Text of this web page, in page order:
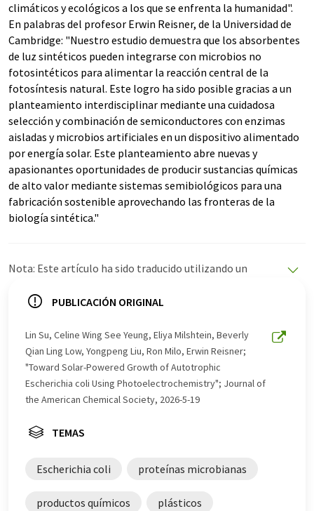
climáticos y ecológicos a los que se enfrenta la humanidad".
En palabras del profesor Erwin Reisner, de la Universidad de
Cambridge: "Nuestro estudio demuestra que los absorbentes
de luz sintéticos pueden integrarse con microbios no
fotosintéticos para alimentar la reacción central de la
fotosíntesis natural. Este logro ha sido posible gracias a un
planteamiento interdisciplinar mediante una cuidadosa
selección y combinación de semiconductores con enzimas
aisladas y microbios artificiales en un dispositivo alimentado
por energía solar. Este planteamiento abre nuevas y
apasionantes oportunidades de producir sustancias químicas
de alto valor mediante sistemas semibiológicos para una
fabricación sostenible aprovechando las fronteras de la
biología sintética."
Nota: Este artículo ha sido traducido utilizando un
ofrece estas traducciones automáticas para presentar
este artículo ha sido traducido con traducción
automática, es posible que contenga errores de
vocabulario, sintaxis o gramática. El artículo original en
Inglés se puede encontraraquí.
PUBLICACIÓN ORIGINAL
Lin Su, Celine Wing See Yeung, Eliya Milshtein, Beverly
Qian Ling Low, Yongpeng Liu, Ron Milo, Erwin Reisner;
"Toward Solar-Powered Growth of Autotrophic
Escherichia coli Using Photoelectrochemistry"; Journal of
the American Chemical Society, 2026-5-19
TEMAS
Escherichia coli proteínas microbianas
productos químicos plásticos